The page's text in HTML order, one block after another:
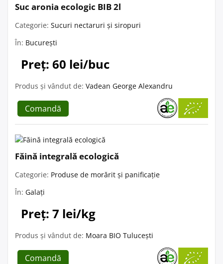
Suc aronia ecologic BIB 2l
Categorie: Sucuri nectaruri și siropuri
În: București
Preț: 60 lei/buc
Produs și vândut de: Vadean George Alexandru
Comandă
Făină integrală ecologică
Categorie: Produse de morărit și panificație
În: Galați
Preț: 7 lei/kg
Produs și vândut de: Moara BIO Tulucești
Comandă